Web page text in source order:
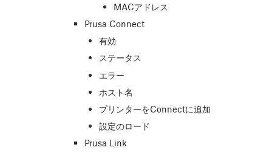
MACアドレス
Prusa Connect
有効
ステータス
エラー
ホスト名
プリンターをConnectに追加
設定のロード
Prusa Link